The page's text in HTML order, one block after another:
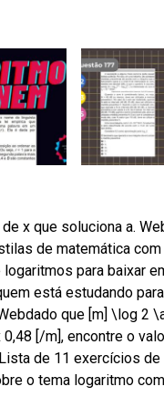
x que soluciona a.
de matemática com
para baixar
está estudando
que [m] \log 2
[/m], encontre o
de 11 exercícios de
o tema logaritmo